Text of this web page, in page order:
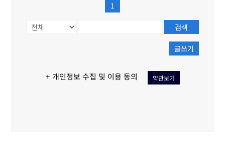
1
검색
글쓰기
+ 개인정보 수집 및 이용 동의 약관보기